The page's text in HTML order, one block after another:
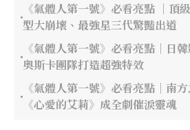
《氣體人第一號》必看亮點 ｜頂
型大崩壞、最強星三代驚豔出道
《氣體人第一號》必看亮點｜日
奧斯卡團隊打造超強特效
《氣體人第一號》必看亮點｜南
《心愛的艾莉》成全劇催淚靈魂